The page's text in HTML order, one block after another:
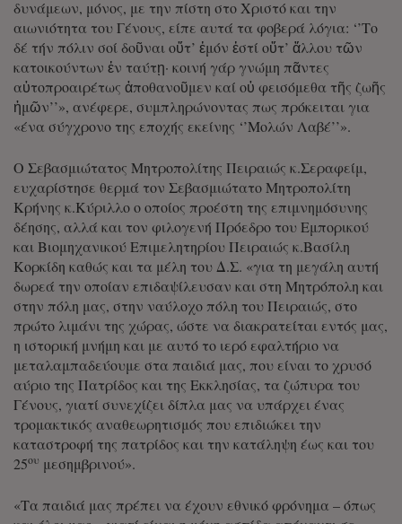
δυνάμεων, μόνος, με την πίστη στο Χριστό και την
αιωνιότητα του Γένους, είπε αυτά τα φοβερά λόγια: ‘’Το
δέ τήν πόλιν σοί δοῦναι οὔτ’ ἐμόν ἐστί οὔτ’ ἄλλου τῶν
κατοικούντων ἐν ταύτῃ· κοινή γάρ γνώμη πᾶντες
αὐτοπροαιρέτως ἀποθανοῦμεν καί οὐ φεισόμεθα τῆς ζωῆς
ἡμῶν’’», ανέφερε, συμπληρώνοντας πως πρόκειται για
«ένα σύγχρονο της εποχής εκείνης ‘’Μολών Λαβέ’’».
Ο Σεβασμιώτατος Μητροπολίτης Πειραιώς κ.Σεραφείμ,
ευχαρίστησε θερμά τον Σεβασμιώτατο Μητροπολίτη
Κρήνης κ.Κύριλλο ο οποίος προέστη της επιμνημόσυνης
δέησης, αλλά και τον φιλογενή Πρόεδρο του Εμπορικού
και Βιομηχανικού Επιμελητηρίου Πειραιώς κ.Βασίλη
Κορκίδη καθώς και τα μέλη του Δ.Σ. «για τη μεγάλη αυτή
δωρεά την οποίαν επιδαψίλευσαν και στη Μητρόπολη και
στην πόλη μας, στην ναύλοχο πόλη του Πειραιώς, στο
πρώτο λιμάνι της χώρας, ώστε να διακρατείται εντός μας,
η ιστορική μνήμη και με αυτό το ιερό εφαλτήριο να
μεταλαμπαδεύουμε στα παιδιά μας, που είναι το χρυσό
αύριο της Πατρίδος και της Εκκλησίας, τα ζώπυρα του
Γένους, γιατί συνεχίζει δίπλα μας να υπάρχει ένας
τρομακτικός αναθεωρητισμός που επιδιώκει την
καταστροφή της πατρίδος και την κατάληψη έως και του
25ου μεσημβρινού».
«Τα παιδιά μας πρέπει να έχουν εθνικό φρόνημα – όπως